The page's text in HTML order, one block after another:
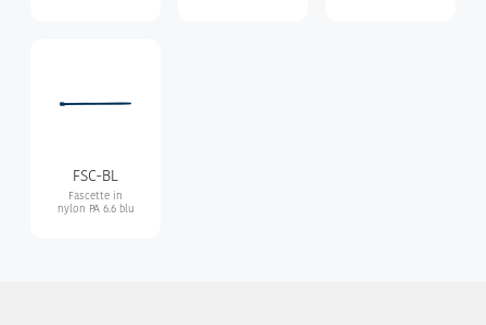
FSC-BL
Fascette in
nylon PA 6.6 blu